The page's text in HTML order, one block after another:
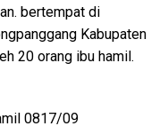
bertempat di
Kabupaten
20 orang ibu hamil.
0817/09